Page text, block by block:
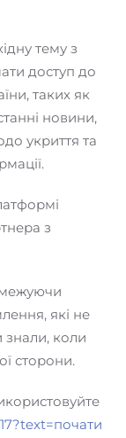
тему з
доступ до
таких як
новини,
укриття та
з
які не
коли
сторони.